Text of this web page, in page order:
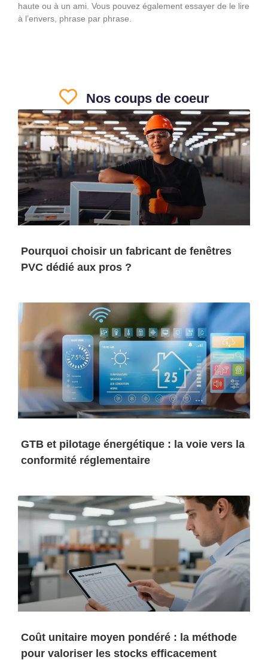
haute ou à un ami. Vous pouvez également essayer de le lire
à l’envers, phrase par phrase.
Nos coups de coeur
Pourquoi choisir un fabricant de fenêtres
PVC dédié aux pros ?
GTB et pilotage énergétique : la voie vers la
conformité réglementaire
Coût unitaire moyen pondéré : la méthode
pour valoriser les stocks efficacement